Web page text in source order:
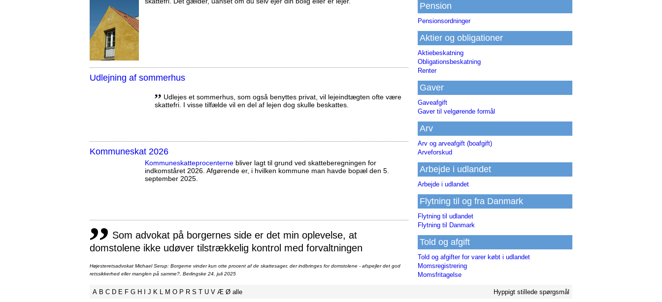
Udlejning af sommerhus
,, Udlejes et sommerhus, som også benyttes privat, vil lejeindtægten ofte være
skattefri. I visse tilfælde vil en del af lejen dog skulle beskattes.
Kommuneskat 2026
Kommuneskatte­procenterne bliver lagt til grund ved skatteberegningen for
indkomståret 2026. Afgørende er, i hvilken kommune man havde bopæl den 5.
september 2025.
,, Som advokat på borgernes side er det min oplevelse, at
domstolene ikke udøver tilstrækkelig kontrol med forvaltningen
Højesteretsadvokat Michael Serup: Borgerne vinder kun otte procent af de skattesager, der indbringes for domstolene - afspejler det god
retssikkerhed eller manglen på samme?, Berlingske 24. juli 2025
Pension
Pensionsordninger
Aktier og obligationer
Aktiebeskatning
Obligationsbeskatning
Renter
Gaver
Gaveafgift
Gaver til velgørende formål
Arv
Arv og arveafgift (boafgift)
Arveforskud
Arbejde i udlandet
Arbejde i udlandet
Flytning til og fra Danmark
Flytning til udlandet
Flytning til Danmark
Told og afgift
Told og afgifter for varer købt i udlandet
Momsregistrering
Momsfritagelse
A B C D E F G H J K L M O P R S T U V Æ Ø alle Hyppigt stillede spørgsmål